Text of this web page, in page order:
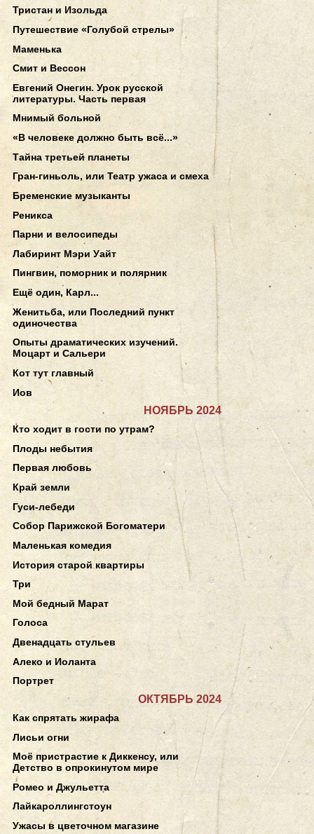
Тристан и Изольда
Путешествие «Голубой стрелы»
Маменька
Смит и Вессон
Евгений Онегин. Урок русской
литературы. Часть первая
Мнимый больной
«В человеке должно быть всё...»
Тайна третьей планеты
Гран-гиньоль, или Театр ужаса и смеха
Бременские музыканты
Реникса
Парни и велосипеды
Лабиринт Мэри Уайт
Пингвин, поморник и полярник
Ещё один, Карл...
Женитьба, или Последний пункт
одиночества
Опыты драматических изучений.
Моцарт и Сальери
Кот тут главный
Иов
НОЯБРЬ 2024
Кто ходит в гости по утрам?
Плоды небытия
Первая любовь
Край земли
Гуси-лебеди
Собор Парижской Богоматери
Маленькая комедия
История старой квартиры
Три
Мой бедный Марат
Голоса
Двенадцать стульев
Алеко и Иоланта
Портрет
ОКТЯБРЬ 2024
Как спрятать жирафа
Лисьи огни
Моё пристрастие к Диккенсу, или
Детство в опрокинутом мире
Ромео и Джульетта
Лайкароллингстоун
Ужасы в цветочном магазине